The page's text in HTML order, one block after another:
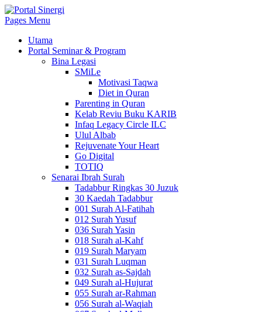
Pages Menu
Utama
Portal Seminar & Program
Bina Legasi
SMiLe
Motivasi Taqwa
Diet in Quran
Parenting in Quran
Kelab Reviu Buku KARIB
Infaq Legacy Circle ILC
Ulul Albab
Rejuvenate Your Heart
Go Digital
TOTIQ
Senarai Ibrah Surah
Tadabbur Ringkas 30 Juzuk
30 Kaedah Tadabbur
001 Surah Al-Fatihah
012 Surah Yusuf
036 Surah Yasin
018 Surah al-Kahf
019 Surah Maryam
031 Surah Luqman
032 Surah as-Sajdah
049 Surah al-Hujurat
055 Surah ar-Rahman
056 Surah al-Waqiah